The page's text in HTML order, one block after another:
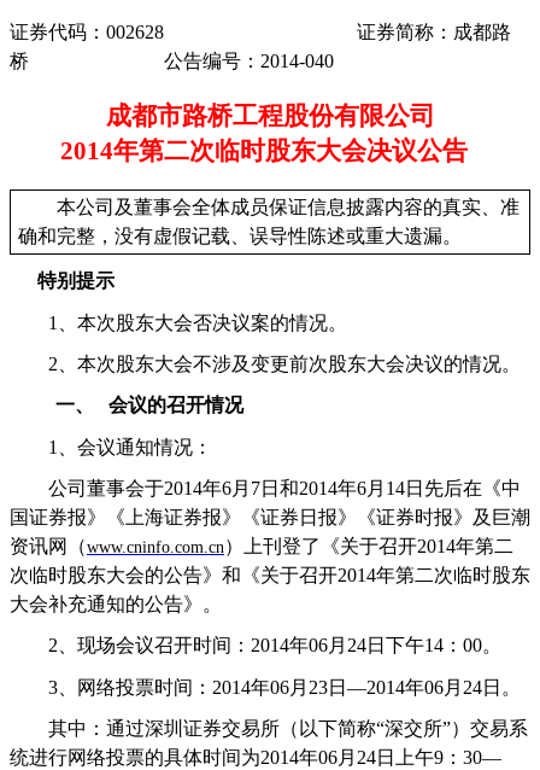
证券代码： 002628
证券简称：成都路
桥
公告编号 ： 2014-040
成都市路桥工程股份有限公司
2014年第二次临时股东大会决议公告
本公司及董事会全体成员保证信息披露内容的真实、准
确和完整，没有虚假记载、误导性陈述或重大遗漏。
特别提示
1 、本次股东大会否决议案的情况。
2 、本次股东大会不涉及变更前次股东大会决议的情况。
一、 会议的召开情况
1、 会议通知情况：
公司董事会于2014年6月 7日和2014年6月 14日先后在《中
国证券报》《上海证券报》《证券日报》《证券时报》及巨潮
资讯网（www.cninfo.com.cn）上刊登了《关于召开2014年第二
次临时股东大会的公告》和《关于召开2014年第二次临时股东
大会补充通知的公告》
。
2、 现场会议召开时间： 2014年06月 24日下午14 ： 00。
3、 网络投票时间： 2014年06月 23日—2014年06月 24日。
其中：通过深圳证券交易所（以下简称“深交所”）交易系
统进行网络投票的具体时间为2014年06月 24日上午9 ： 30—